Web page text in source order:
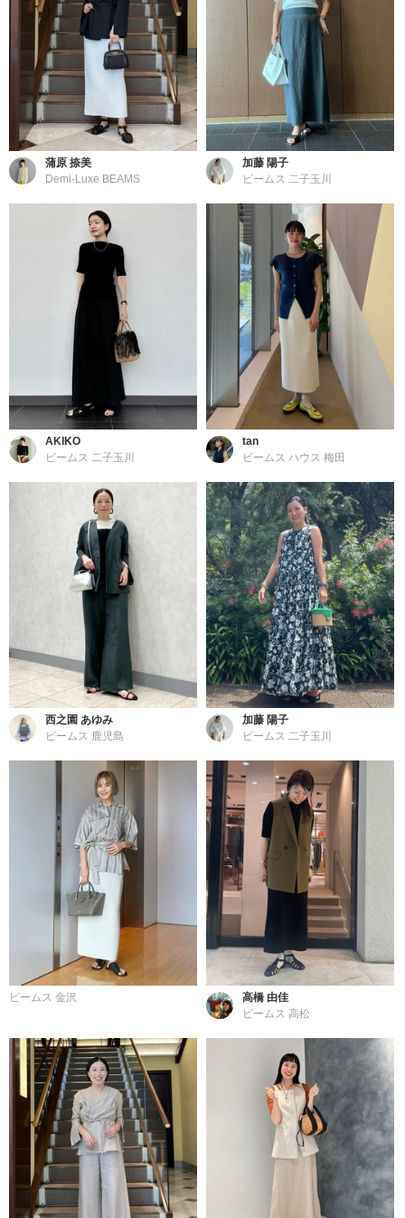
蒲原 捺美
Demi-Luxe BEAMS
加藤 陽子
ビームス 二子玉川
AKIKO
ビームス 二子玉川
tan
ビームス ハウス 梅田
西之園 あゆみ
ビームス 鹿児島
加藤 陽子
ビームス 二子玉川
ビームス 金沢
高橋 由佳
ビームス 高松